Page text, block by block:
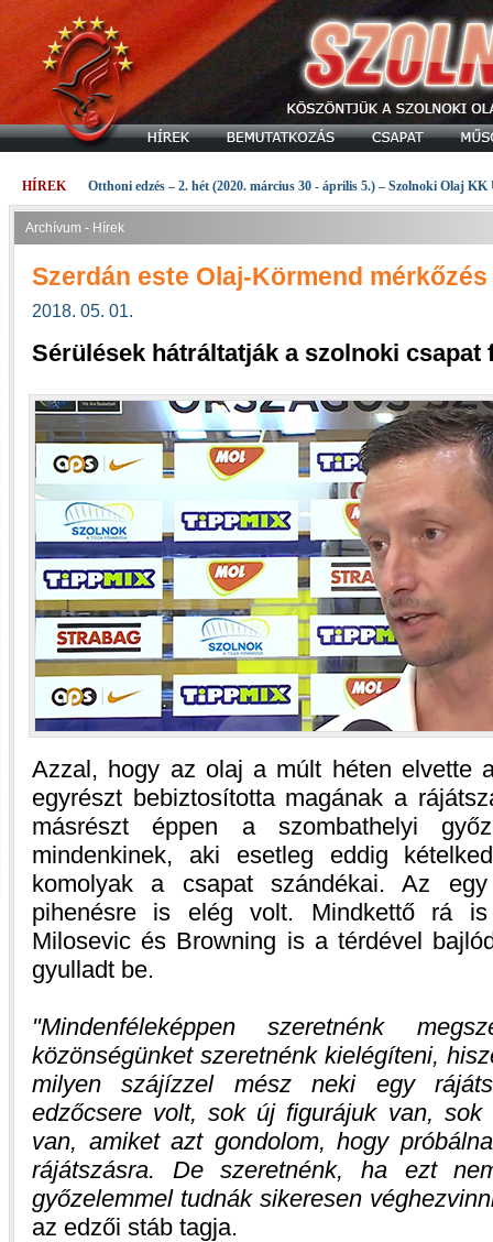
HÍREK Otthoni edzés – 2. hét (2020. március 30 - április 5.) – Szolnoki Olaj KK
Archívum - Hírek
Szerdán este Olaj-Körmend
2018. 05. 01.
Sérülések hátráltatják a szolnoki csapat
Azzal, hogy az olaj a múlt héten elvette
egyrészt bebiztosította magának a
másrészt éppen a szombathelyi
mindenkinek, aki esetleg eddig
komolyak a csapat szándékai. Az
pihenésre is elég volt. Mindkettő rá
Milosevic és Browning is a térdével
gyulladt be.
Mindenféleképpen szeretnénk
közönségünket szeretnénk kielégíteni,
milyen szájízzel mész neki egy
edzőcsere volt, sok új figurájuk van, sok
van, amiket azt gondolom, hogy
rájátszásra. De szeretnénk, ha ezt
győzelemmel tudnák sikeresen
az edzői stáb tagja.